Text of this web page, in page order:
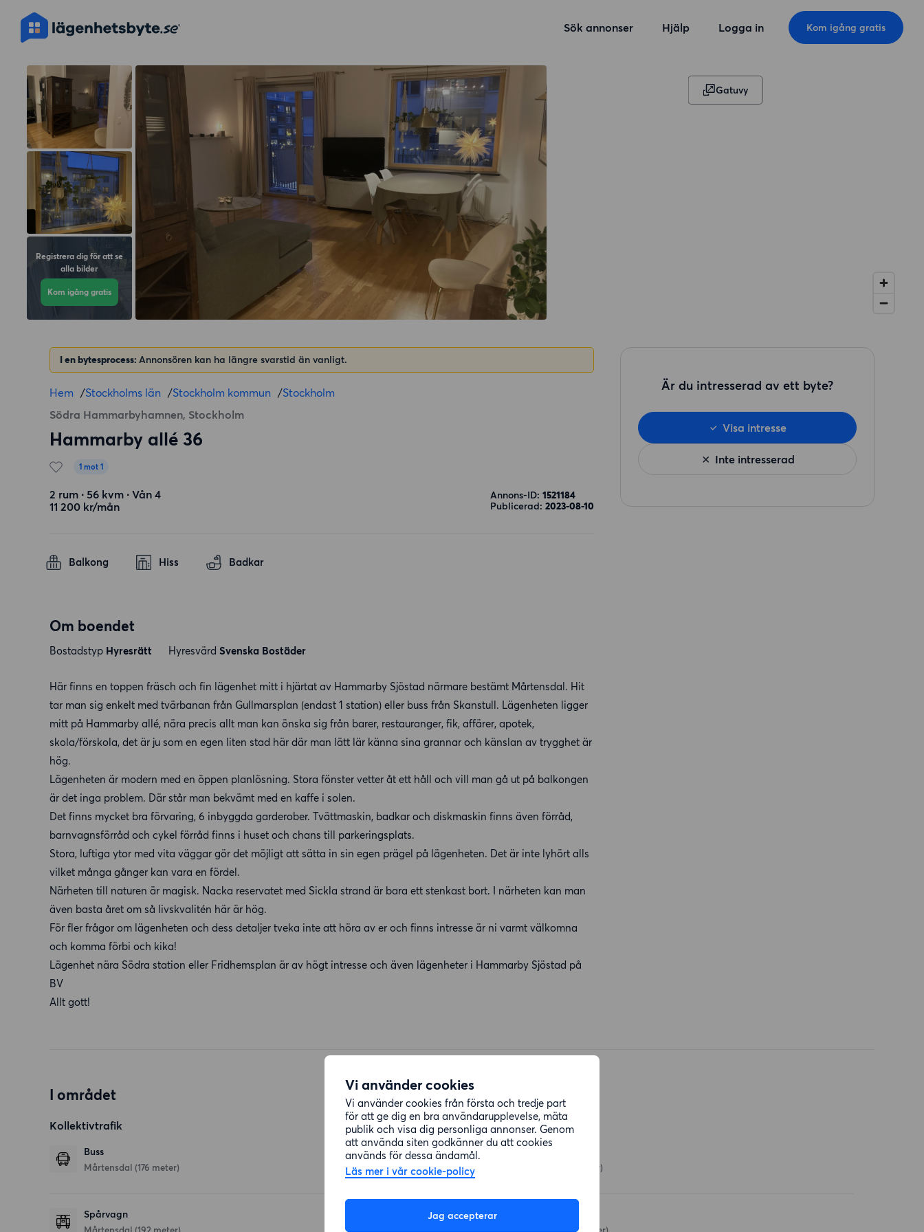
Vi använder cookies
Vi använder cookies från första och tredje part
för att ge dig en bra användarupplevelse, mäta
publik och visa dig personliga annonser. Genom
att använda siten godkänner du att cookies
används för dessa ändamål.
Läs mer i vår cookie-policy
Jag accepterar
Sök annonser Hjälp Logga in Kom igång gratis
Registrera dig för att se
alla bilder
Kom igång gratis
Gatuvy
I en bytesprocess: Annonsören kan ha längre svarstid än vanligt.
Hem /Stockholms län /Stockholm kommun /Stockholm
Södra Hammarbyhamnen, Stockholm
Hammarby allé 36
1 mot 1
2 rum ∙ 56 kvm ∙ Vån 4
11 200 kr/mån
Annons-ID: 1521184
Publicerad: 2023-08-10
Balkong Hiss Badkar
Om boendet
Bostadstyp Hyresrätt Hyresvärd Svenska Bostäder
Här finns en toppen fräsch och fin lägenhet mitt i hjärtat av Hammarby Sjöstad närmare bestämt Mårtensdal. Hit
tar man sig enkelt med tvärbanan från Gullmarsplan (endast 1 station) eller buss från Skanstull. Lägenheten ligger
mitt på Hammarby allé, nära precis allt man kan önska sig från barer, restauranger, fik, affärer, apotek,
skola/förskola, det är ju som en egen liten stad här där man lätt lär känna sina grannar och känslan av trygghet är
hög.
Lägenheten är modern med en öppen planlösning. Stora fönster vetter åt ett håll och vill man gå ut på balkongen
är det inga problem. Där står man bekvämt med en kaffe i solen.
Det finns mycket bra förvaring, 6 inbyggda garderober. Tvättmaskin, badkar och diskmaskin finns även förråd,
barnvagnsförråd och cykel förråd finns i huset och chans till parkeringsplats.
Stora, luftiga ytor med vita väggar gör det möjligt att sätta in sin egen prägel på lägenheten. Det är inte lyhört alls
vilket många gånger kan vara en fördel.
Närheten till naturen är magisk. Nacka reservatet med Sickla strand är bara ett stenkast bort. I närheten kan man
även basta året om så livskvalitén här är hög.
För fler frågor om lägenheten och dess detaljer tveka inte att höra av er och finns intresse är ni varmt välkomna
och komma förbi och kika!
Lägenhet nära Södra station eller Fridhemsplan är av högt intresse och även lägenheter i Hammarby Sjöstad på
BV
Allt gott!
Är du intresserad av ett byte?
Inte intresserad
Visa intresse
I området
Kollektivtrafik
Buss
Mårtensdal (176 meter)
Spårvagn
Restauranger
(6 meter)
Phuket Island